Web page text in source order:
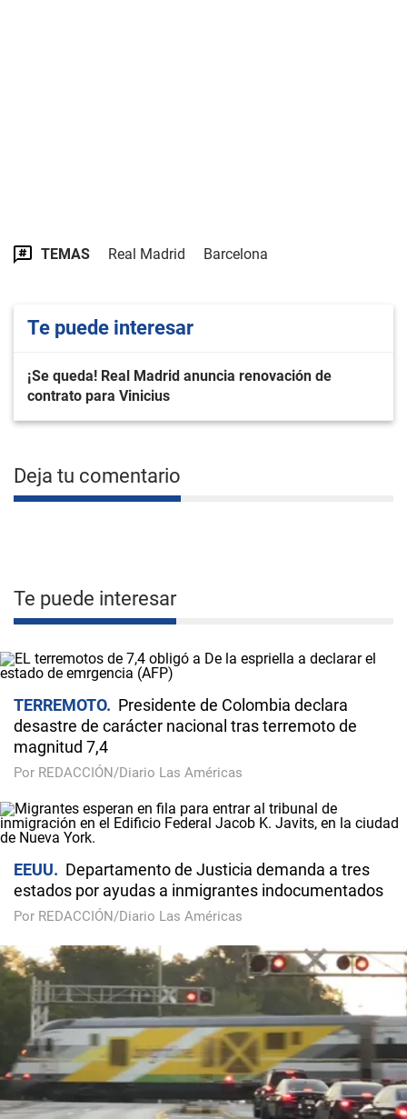
TEMAS Real Madrid Barcelona
Te puede interesar
¡Se queda! Real Madrid anuncia renovación de
contrato para Vinicius
Deja tu comentario
Te puede interesar
TERREMOTO
Presidente de Colombia declara
desastre de carácter nacional tras terremoto de
magnitud 7,4
Por REDACCIÓN/Diario Las Américas
EEUU
Departamento de Justicia demanda a tres
estados por ayudas a inmigrantes indocumentados
Por REDACCIÓN/Diario Las Américas